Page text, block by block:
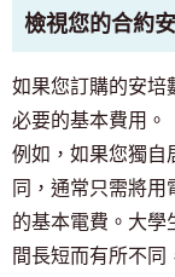
檢視您的合約
如果您訂購的安培
必要的基本費用。
例如，如果您獨自
同，通常只需將
的基本電費。大學
間長短而有所不同